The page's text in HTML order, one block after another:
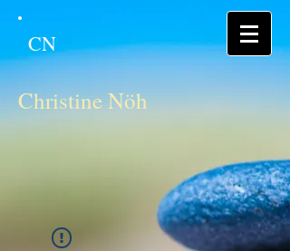
CN
Christine Nöh